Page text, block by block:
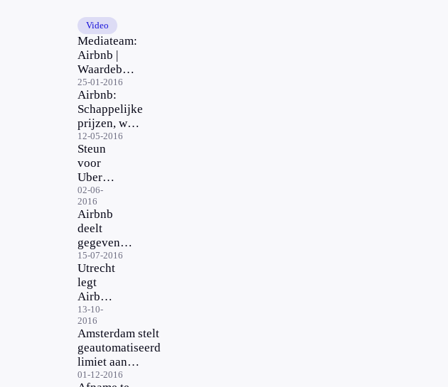
Video
Mediateam:
Airbnb |
Waardebon-
spam
25-01-2016
Airbnb:
Schappelijke
prijzen, wél
even de
recensies
lezen
12-05-2016
Steun
voor
Uber
en
Airbnb
uit
Brussel
02-06-
2016
Airbnb
deelt
gegevens
overtreders
niet
15-07-2016
Utrecht
legt
Airbnb
aan
banden
13-10-
2016
Amsterdam stelt
geautomatiseerd
limiet aan
verhuurperiode
01-12-2016